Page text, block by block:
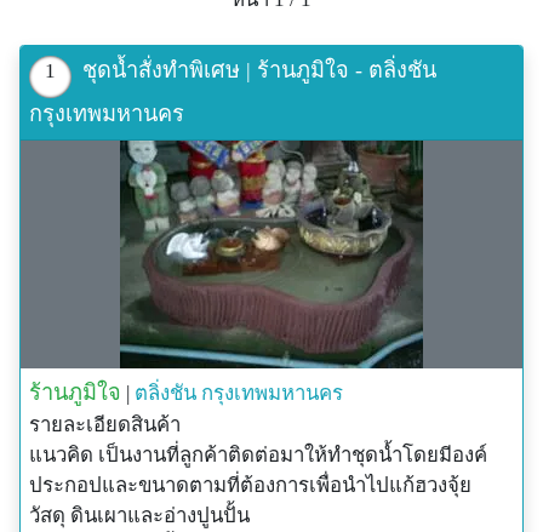
1
ชุดน้ำสั่งทำพิเศษ | ร้านภูมิใจ - ตลิ่งชัน
กรุงเทพมหานคร
ร้านภูมิใจ | ตลิ่งชัน กรุงเทพมหานคร
รายละเอียดสินค้า
แนวคิด เป็นงานที่ลูกค้าติดต่อมาให้ทำชุดน้ำโดยมีองค์
ประกอปและขนาดตามที่ต้องการเพื่อนำไปแก้ฮวงจุ้ย
วัสดุ ดินเผาและอ่างปูนปั้น